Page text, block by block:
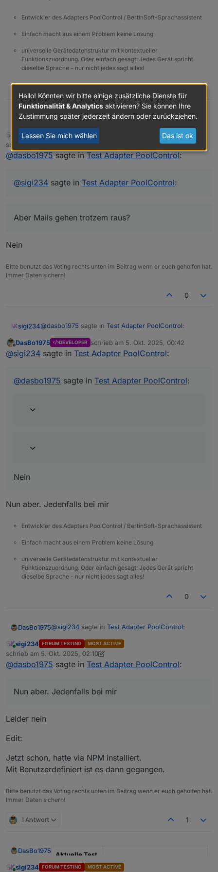
Entwickler des Adapters PoolControl / BertinSoft-Sprachassistent
Einfach macht aus einem Problem keine Lösung
universelle Gerätedatenstruktur mit kontextueller
Funktionszuordnung. Oder einfach gesagt: Jedes Gerät spricht
dieselbe Sprache - nur nicht jedes sagt alles!
DasBo1975@ sigi234sagte inTest Adapter PoolControl:
Leider nein.
Copy to Clipboard poolcontrol.0 2025-10-05
wurde gestartet. poolcontrol.0 2025-10-05
01:39:54.775 info [speechHelper] Alexa sagt:
Aber Mails gehen trotzem raus?
Online
sigi234 FORUM TESTING MOST ACTIVE
schrieb am5. Okt. 2025, 00:04
zuletzt editiert von
@dasbo1975sagte inTest Adapter PoolControl:
@sigi234 sagte in Test Adapter PoolControl:
Aber Mails gehen trotzem raus?
Nein
Bitte benutzt das Voting rechts unten im Beitrag wenn er euch geholfen hat.
Immer Daten sichern!
0
sigi234@dasbo1975 sagte in Test Adapter PoolControl:
@sigi234sagte inTest Adapter PoolControl
Aber Mails gehen trotzem raus?
Offline
DasBo1975 DEVELOPER schrieb am 5. Okt. 2025, 00:42
zuletzt editiert von
@sigi234 sagte in Test Adapter PoolControl:
@dasbo1975 sagte in Test Adapter PoolControl:
Nein
Nun aber. Jedenfalls bei mir
Entwickler des Adapters PoolControl / BertinSoft-Sprachassistent
Einfach macht aus einem Problem keine Lösung
universelle Gerätedatenstruktur mit kontextueller
Funktionszuordnung. Oder einfach gesagt: Jedes Gerät spricht
dieselbe Sprache - nur nicht jedes sagt alles!
0
DasBo1975@sigi234 sagte in Test Adapter PoolControl:
@dasbo1975sagte in
PoolControl:
sigi234 sagte in
PoolControl
Nein
Nun aber. Jedenfalls bei mir
Online
sigi234 FORUM TESTING MOST ACTIVE
schrieb am 5. Okt. 2025, 02:10
zuletzt editiert von sigi23410. Mai 2025, 04:19
@dasbo1975 sagte in Test Adapter PoolControl:
Nun aber. Jedenfalls bei mir
Leider nein
Edit:
Jetzt schon, hatte via NPM installiert.
Mit Benutzerdefiniert ist es dann gegangen.
Bitte benutzt das Voting rechts unten im Beitrag wenn er euch geholfen hat.
Immer Daten sichern!
1 Antwort 1
DasBo1975
Aktuelle Test
Version
1.4.1
sigi234 FORUM TESTING MOST ACTIVE
Hallo! Könnten wir bitte einige zusätzliche Dienste für
Funktionalität & Analytics aktivieren? Sie können Ihre
Zustimmung später jederzeit ändern oder zurückziehen.
Lassen Sie mich wählen Das ist ok